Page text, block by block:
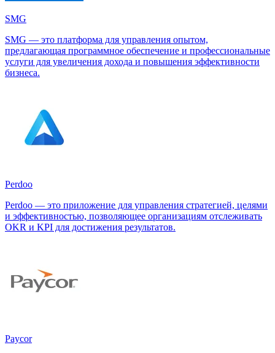
SMG
SMG — это платформа для управления опытом,
предлагающая программное обеспечение и профессиональные
услуги для увеличения дохода и повышения эффективности
бизнеса.
Perdoo
Perdoo — это приложение для управления стратегией, целями
и эффективностью, позволяющее организациям отслеживать
OKR и KPI для достижения результатов.
Paycor